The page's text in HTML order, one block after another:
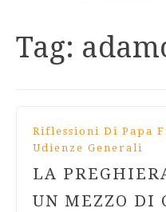
Tag:
Riflessioni Di Papa
Udienze Generali
LA
UN MEZZO DI